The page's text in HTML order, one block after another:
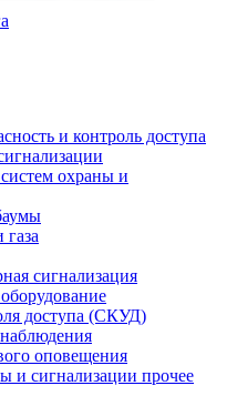
и контроль доступа
охраны и
сигнализация
доступа (СКУД)
оповещения
и сигнализации прочее